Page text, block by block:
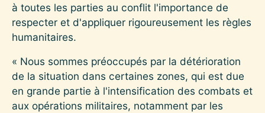
à toutes les parties au conflit l'importance de
respecter et d'appliquer rigoureusement les règles
humanitaires.
« Nous sommes préoccupés par la détérioration
de la situation dans certaines zones, qui est due
en grande partie à l'intensification des combats et
aux opérations militaires, notamment par les